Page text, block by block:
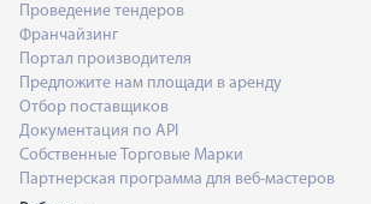
Проведение тендеров
Франчайзинг
Портал производителя
Предложите нам площади в аренду
Отбор поставщиков
Документация по API
Собственные Торговые Марки
Партнерская программа для веб-мастеров